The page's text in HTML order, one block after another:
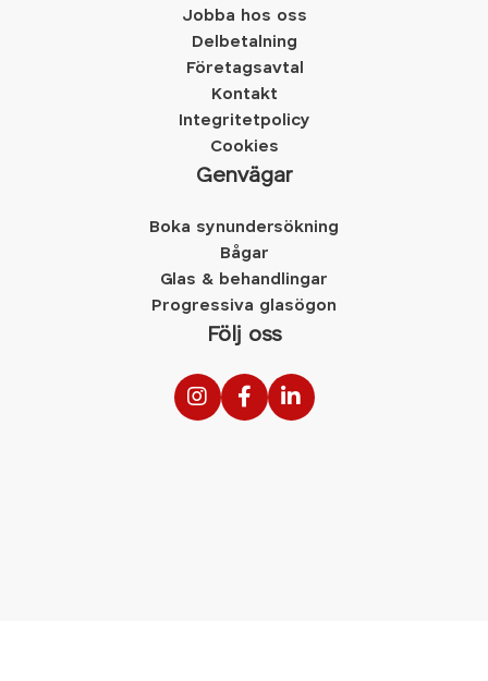
Jobba hos oss
Delbetalning
Företagsavtal
Kontakt
Integritetpolicy
Cookies
Genvägar
Boka synundersökning
Bågar
Glas & behandlingar
Progressiva glasögon
Följ oss